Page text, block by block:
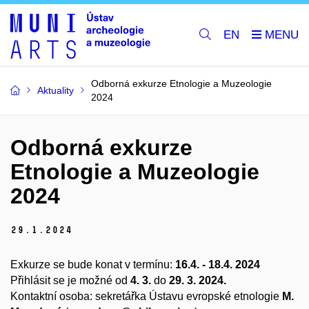
EN
Aktuality
Odborná exkurze Etnologie a Muzeologie
2024
Odborná exkurze
Etnologie a Muzeologie
2024
29. 1. 2024
Exkurze se bude konat v termínu: 16.4. - 18.4. 2024
Přihlásit se je možné od 4. 3. do 29. 3. 2024.
Kontaktní osoba: sekretářka Ústavu evropské etnologie M.